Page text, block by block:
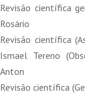
Revisão científica
Rosário
Revisão científica
Ismael Tereno
Anton
Revisão científica